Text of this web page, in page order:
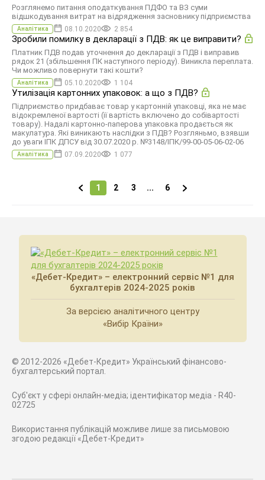
Розглянемо питання оподаткування ПДФО та ВЗ суми
відшкодування витрат на відрядження засновнику підприємства
Аналітика 08.10.2020 2 854
Зробили помилку в декларації з ПДВ: як це виправити?
Платник ПДВ подав уточнення до декларації з ПДВ і виправив
рядок 21 (збільшення ПК наступного періоду). Виникла переплата.
Чи можливо повернути такі кошти?
Аналітика 05.10.2020 1 104
Утилізація картонних упаковок: а що з ПДВ?
Підприємство придбаває товар у картонній упаковці, яка не має
відокремленої вартості (її вартість включено до собівартості
товару). Надалі картонно-паперова упаковка продається як
макулатура. Які виникають наслідки з ПДВ? Розгляньмо, взявши
до уваги IПК ДПСУ від 30.07.2020 р. №3148/IПК/99-00-05-06-02-06
Аналітика 07.09.2020 1 077
1 2 3 ... 6
«Дебет-Кредит» – електронний сервіс №1 для
бухгалтерів 2024-2025 років
За версією аналітичного центру
«Вибір Країни»
© 2012-2026 «Дебет-Кредит» Український фінансово-
бухгалтерський портал.
Суб'єкт у сфері онлайн-медіа; ідентифікатор медіа - R40-
02725
Використання публікацій можливе лише за письмовою
згодою редакції «Дебет-Кредит»